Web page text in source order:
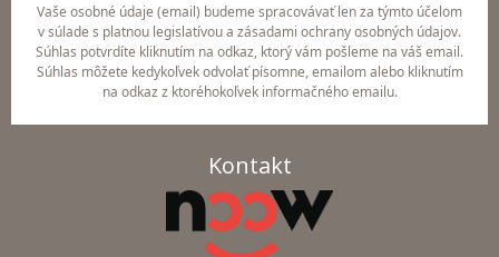
Vaše osobné údaje (email) budeme spracovávať len za týmto účelom
v súlade s platnou legislatívou a zásadami ochrany osobných údajov.
Súhlas potvrdíte kliknutím na odkaz, ktorý vám pošleme na váš email.
Súhlas môžete kedykoľvek odvolať písomne, emailom alebo kliknutím
na odkaz z ktoréhokoľvek informačného emailu.
Kontakt